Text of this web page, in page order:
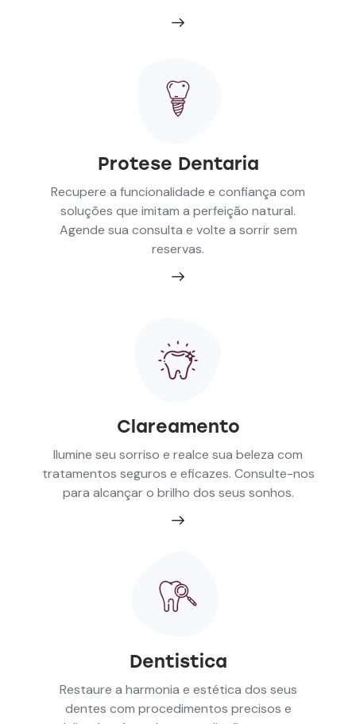
Protese Dentaria
Recupere a funcionalidade e confiança com
soluções que imitam a perfeição natural.
Agende sua consulta e volte a sorrir sem
reservas.
Clareamento
Ilumine seu sorriso e realce sua beleza com
tratamentos seguros e eficazes. Consulte-nos
para alcançar o brilho dos seus sonhos.
Dentistica
Restaure a harmonia e estética dos seus
dentes com procedimentos precisos e